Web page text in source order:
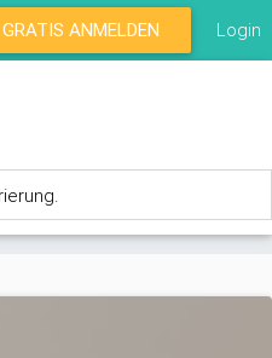
GRATIS ANMELDEN Login